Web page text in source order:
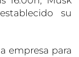
su
empresa para